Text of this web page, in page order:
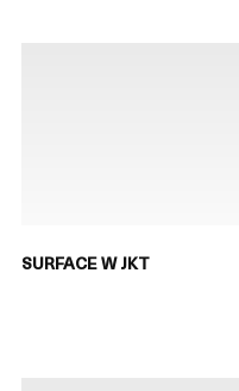
SURFACE W JKT